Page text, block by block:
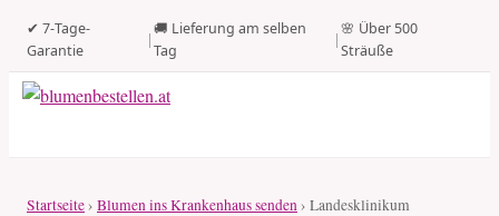
✔ 7-Tage-
Garantie
|
🚚 Lieferung am selben
Tag
|
🌸 Über 500
Sträuße
Startseite› Blumen ins Krankenhaus senden› Landesklinikum